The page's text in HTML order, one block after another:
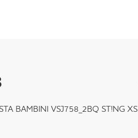
BAMBINI VSJ758_2BQ ST!NG XS